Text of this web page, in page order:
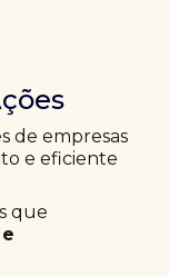
de empresas
e eficiente
que